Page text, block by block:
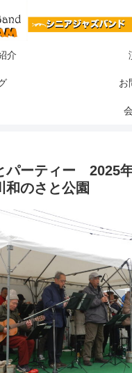
介
お
パーティー 2025
和のさと公園